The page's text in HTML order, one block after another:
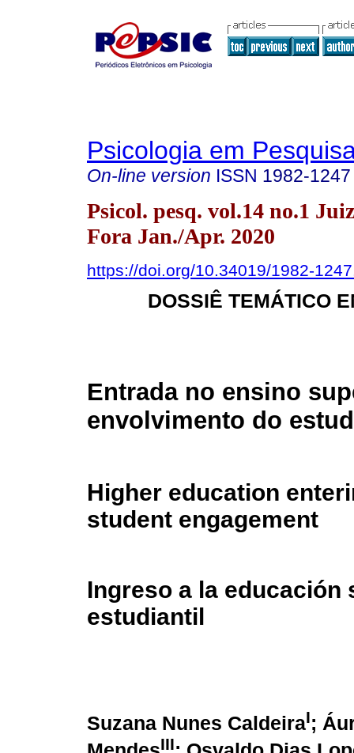
Psicologia em
On-line version ISSN 1982-1247
Psicol. pesq. vol.14 no.1
Fora Jan./Apr. 2020
https://doi.org/10.34019/1982-
DOSSIÊ TEMÁTICO
Entrada no ensino
envolvimento do
Higher education
student engagement
Ingreso a la
estudiantil
Suzana Nunes CaldeiraI;
III